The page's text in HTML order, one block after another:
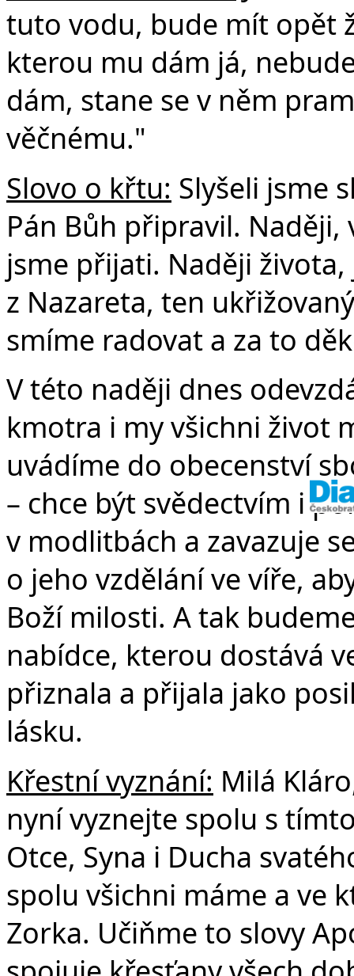
tuto vodu, bude mít opět
kterou mu dám já,
dám, stane se v něm
věčnému."
Slovo o křtu: Slyšeli jsme
Pán Bůh připravil.
jsme přijati. Naději života,
z Nazareta, ten
smíme radovat a za to
V této naději dnes
kmotra i my všichni život
uvádíme do obecenství
– chce být svědectvím i
v modlitbách a zavazuje
o jeho vzdělání ve víře,
Boží milosti. A tak
nabídce, kterou dostává
přiznala a přijala jako
lásku.
Křestní vyznání: Milá
nyní vyznejte spolu s
Otce, Syna i Ducha
spolu všichni máme a ve
Zorka. Učiňme to slovy